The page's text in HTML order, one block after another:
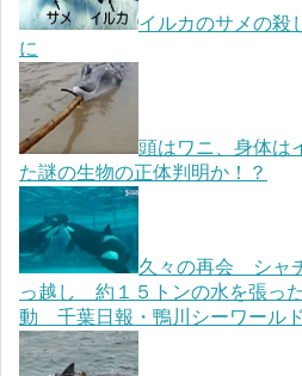
イルカのサメの殺
に
頭はワニ、身体は
た謎の生物の正体判明か！？
久々の再会 シャ
っ越し 約１５トンの水を張っ
動 千葉日報・鴨川シーワール